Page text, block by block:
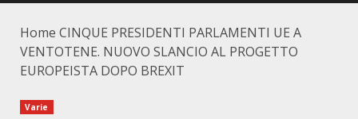
Home CINQUE PRESIDENTI PARLAMENTI UE A
VENTOTENE. NUOVO SLANCIO AL PROGETTO
EUROPEISTA DOPO BREXIT
Varie